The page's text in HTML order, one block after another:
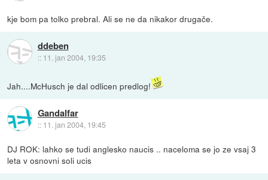
kje bom pa tolko prebral. Ali se ne da nikakor drugače.
ddeben
:: 11. jan 2004, 19:35
Jah....McHusch je dal odlicen predlog!
Gandalfar
:: 11. jan 2004, 19:45
DJ ROK: lahko se tudi anglesko naucis .. naceloma se jo ze vsaj 3
leta v osnovni soli ucis